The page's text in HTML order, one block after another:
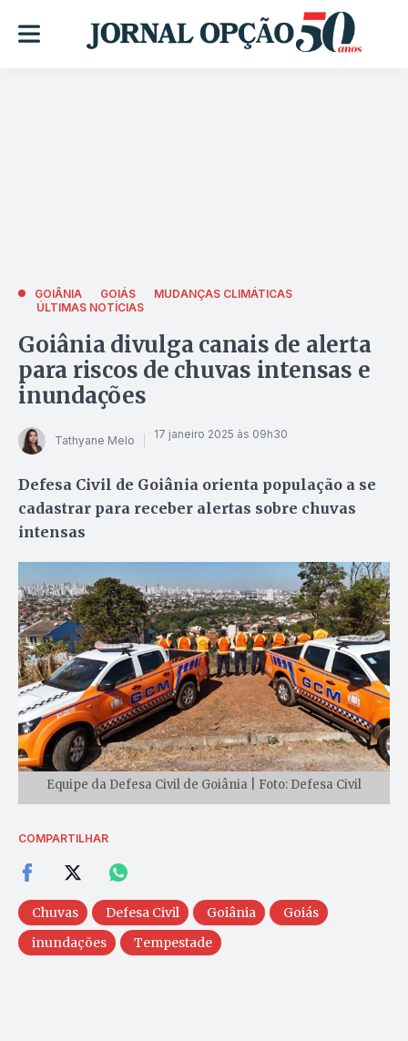
GOIÂNIA GOIÁS
MUDANÇAS CLIMÁTICAS
ÚLTIMAS NOTÍCIAS
Goiânia divulga canais de alerta
para riscos de chuvas intensas e
inundações
Tathyane Melo 17 janeiro 2025 às 09h30
Defesa Civil de Goiânia orienta população a se
cadastrar para receber alertas sobre chuvas
intensas
Equipe da Defesa Civil de Goiânia | Foto: Defesa Civil
COMPARTILHAR
Chuvas Defesa Civil Goiânia
Goiás
inundações
Tempestade